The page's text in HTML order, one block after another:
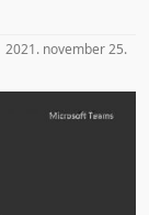
2021. november 25.